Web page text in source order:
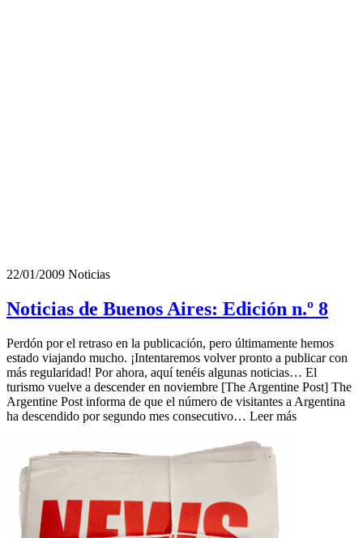
22/01/2009 Noticias
Noticias de Buenos Aires: Edición n.º 8
Perdón por el retraso en la publicación, pero últimamente hemos
estado viajando mucho. ¡Intentaremos volver pronto a publicar con
más regularidad! Por ahora, aquí tenéis algunas noticias… El
turismo vuelve a descender en noviembre [The Argentine Post] The
Argentine Post informa de que el número de visitantes a Argentina
ha descendido por segundo mes consecutivo… Leer más